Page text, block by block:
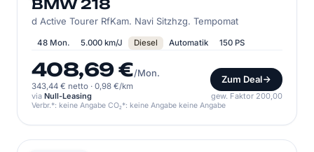
BMW 218
d Active Tourer RfKam. Navi Sitzhzg. Tempomat
48 Mon. 5.000 km/J Diesel Automatik 150 PS
408,69 €/Mon.
343,44 € netto · 0,98 €/km
Zum Deal
via Null-Leasing gew. Faktor 200,00
Verbr.*: keine Angabe CO₂*: keine Angabe keine Angabe